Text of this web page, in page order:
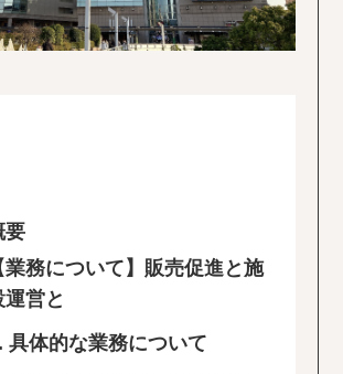
要
業務について】販売促進と施
運営と
具体的な業務について